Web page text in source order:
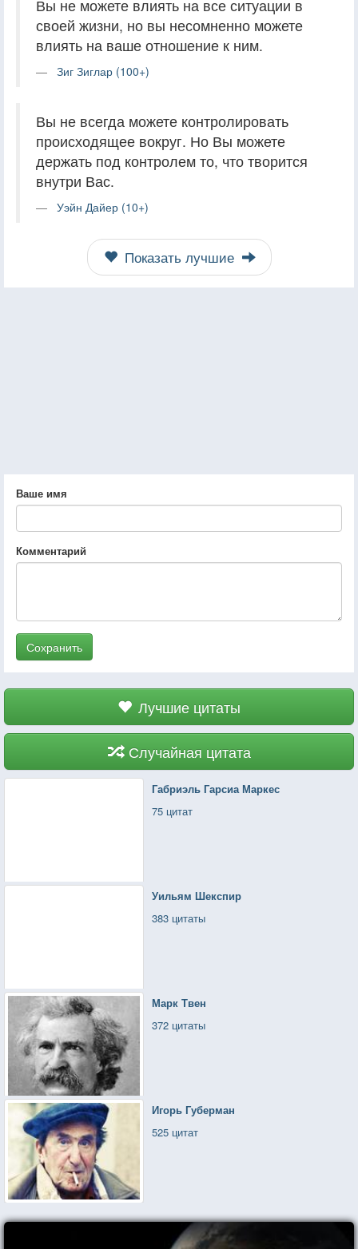
Вы не можете влиять на все ситуации в
своей жизни, но вы несомненно можете
влиять на ваше отношение к ним.
Зиг Зиглар (100+)
Вы не всегда можете контролировать
происходящее вокруг. Но Вы можете
держать под контролем то, что творится
внутри Вас.
Уэйн Дайер (10+)
Показать лучшие
Ваше имя
Комментарий
Сохранить
Лучшие цитаты
Случайная цитата
Габриэль Гарсиа Маркес
75 цитат
Уильям Шекспир
383 цитаты
Марк Твен
372 цитаты
Игорь Губерман
525 цитат